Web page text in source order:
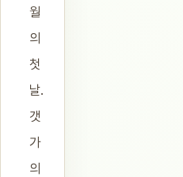
월
의
첫
날.
갯
가
의